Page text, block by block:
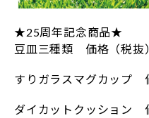
★25周年記念商品★
豆皿三種類 価格（税抜
すりガラスマグカップ
ダイカットクッション